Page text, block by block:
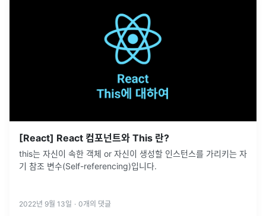
[React] React 컴포넌트와 This 란?
this는 자신이 속한 객체 or 자신이 생성할 인스턴스를 가리키는 자
기 참조 변수(Self-referencing)입니다.
2022년 9월 13일 · 0개의 댓글